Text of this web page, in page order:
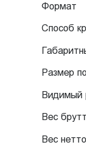
Формат
Способ
Размер
Видимый
Вес
Вес